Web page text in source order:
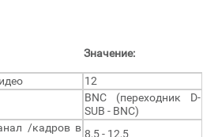
Значение:
12
BNC (переходник D-
SUB - BNC)
/кадров в 8,5 - 12,5